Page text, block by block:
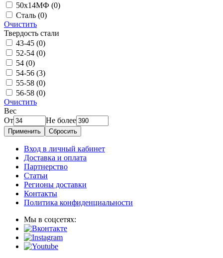
50х14МФ (0)
Сталь (0)
Очистить
Твердость стали
43-45 (0)
52-54 (0)
54 (0)
54-56 (3)
55-58 (0)
56-58 (0)
Очистить
Вес
От
Не более
Применить Сбросить
Вход в личный кабинет
Доставка и оплата
Партнерство
Статьи
Регионы доставки
Контакты
Политика конфиденциальности
Мы в соцсетях: